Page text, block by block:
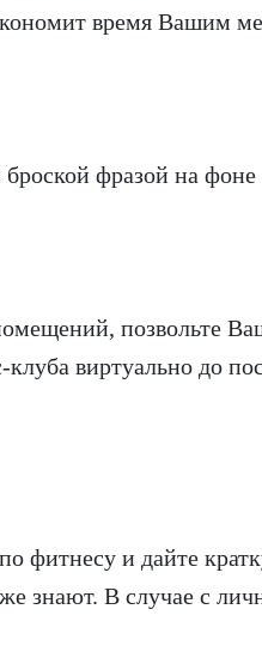
время Вашим
фразой на фоне
позвольте
виртуально до
фитнесу и дайте
знают. В случае с